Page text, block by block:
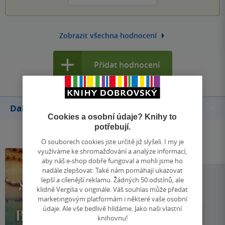
Zobrazit všechna hodnocení
Přidat hodnocení
Další knihy autora
Cookies a osobní údaje? Knihy to
potřebují.
O souborech cookies jste určitě již slyšeli. I my je
využíváme ke shromažďování a analýze informací,
aby náš e-shop dobře fungoval a mohli jsme ho
nadále zlepšovat. Také nám pomáhají ukazovat
lepší a cílenější reklamu. Žádných 50 odstínů, ale
klidně Vergilia v originále. Váš souhlas může předat
marketingovým platformám i některé vaše osobní
údaje. Ale vše bedlivě hlídáme. Jako naši vlastní
knihovnu!